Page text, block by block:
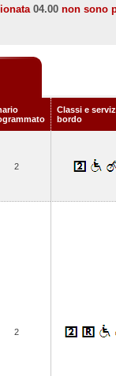
04.00 non sono
Classi e
bordo
2
2